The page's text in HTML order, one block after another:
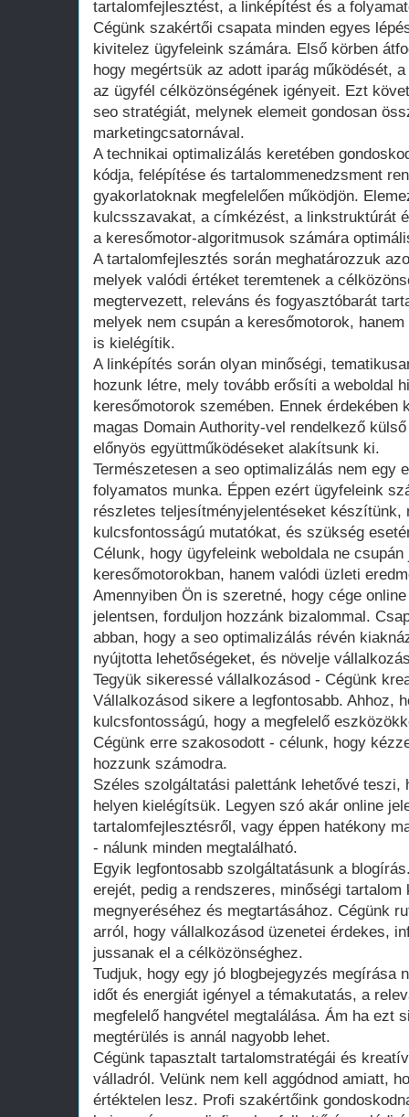
tartalomfejlesztést, a linképítést és a
Cégünk szakértői csapata minden egyes
kivitelez ügyfeleink számára. Első körben
hogy megértsük az adott iparág működését,
az ügyfél célközönségének igényeit. Ezt
seo stratégiát, melynek elemeit gondosan
marketingcsatornával.
A technikai optimalizálás keretében
kódja, felépítése és tartalommenedzsment
gyakorlatoknak megfelelően működjön.
kulcsszavakat, a címkézést, a linkstruktúrát
a keresőmotor-algoritmusok számára
A tartalomfejlesztés során meghatározzuk
melyek valódi értéket teremtenek a
megtervezett, releváns és fogyasztóbarát
melyek nem csupán a keresőmotorok,
is kielégítik.
A linképítés során olyan minőségi,
hozunk létre, mely tovább erősíti a weboldal
keresőmotorok szemében. Ennek érdekében
magas Domain Authority-vel rendelkező
előnyös együttműködéseket alakítsunk ki.
Természetesen a seo optimalizálás nem egy
folyamatos munka. Éppen ezért ügyfeleink
részletes teljesítményjelentéseket készítünk,
kulcsfontosságú mutatókat, és szükség
Célunk, hogy ügyfeleink weboldala ne
keresőmotorokban, hanem valódi üzleti
Amennyiben Ön is szeretné, hogy cége
jelentsen, forduljon hozzánk bizalommal.
abban, hogy a seo optimalizálás révén
nyújtotta lehetőségeket, és növelje
Tegyük sikeressé vállalkozásod - Cégünk
Vállalkozásod sikere a legfontosabb. Ahhoz,
kulcsfontosságú, hogy a megfelelő
Cégünk erre szakosodott - célunk, hogy
hozzunk számodra.
Széles szolgáltatási palettánk lehetővé teszi,
helyen kielégítsük. Legyen szó akár online
tartalomfejlesztésről, vagy éppen hatékony
- nálunk minden megtalálható.
Egyik legfontosabb szolgáltatásunk a
erejét, pedig a rendszeres, minőségi
megnyeréséhez és megtartásához. Cégünk
arról, hogy vállalkozásod üzenetei érdekes,
jussanak el a célközönséghez.
Tudjuk, hogy egy jó blogbejegyzés megírása
időt és energiát igényel a témakutatás, a
megfelelő hangvétel megtalálása. Ám ha ezt
megtérülés is annál nagyobb lehet.
Cégünk tapasztalt tartalomstratégái és
válladról. Velünk nem kell aggódnod amiatt,
értéktelen lesz. Profi szakértőink